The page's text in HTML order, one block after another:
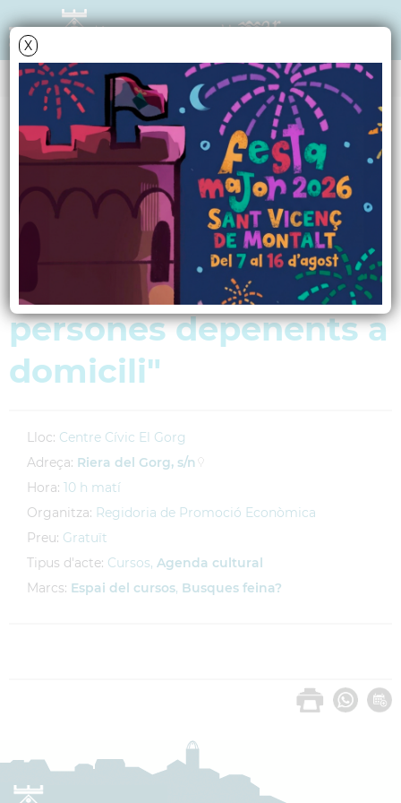
X
AGENDA
Dimecres21 març 2012
Curs: "Manteniment i
rehabilitació
psicosocial de les
persones depenents a
domicili"
Lloc: Centre Cívic El Gorg
Adreça: Riera del Gorg, s/n
Hora: 10 h matí
Organitza: Regidoria de Promoció Econòmica
Preu: Gratuït
Tipus d'acte: Cursos, Agenda cultural
Marcs: Espai del cursos, Busques feina?